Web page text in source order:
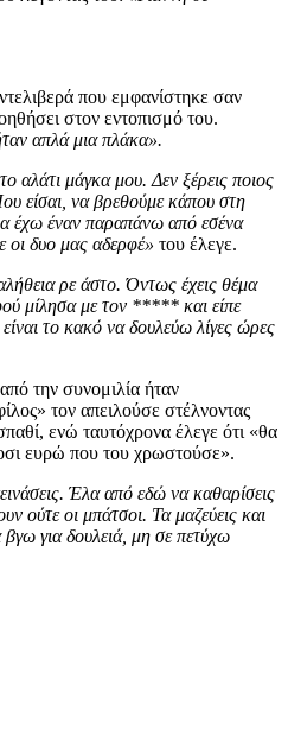
που εμφανίστηκε σαν
στον εντοπισμό του.
απλά μια πλάκα».
αλάτι μάγκα μου. Δεν ξέρεις ποιος
είσαι, να βρεθούμε κάπου στη
έχω έναν παραπάνω από εσένα
δυο μας αδερφέ» του έλεγε.
ρε άστο. Όντως έχεις θέμα
μίλησα με τον ***** και είπε
το κακό να δουλεύω λίγες ώρες
την συνομιλία ήταν
τον απειλούσε στέλνοντας
ενώ ταυτόχρονα έλεγε ότι «θα
ευρώ που του χρωστούσε».
Έλα από εδώ να καθαρίσεις
ούτε οι μπάτσοι. Τα μαζεύεις και
για δουλειά, μη σε πετύχω